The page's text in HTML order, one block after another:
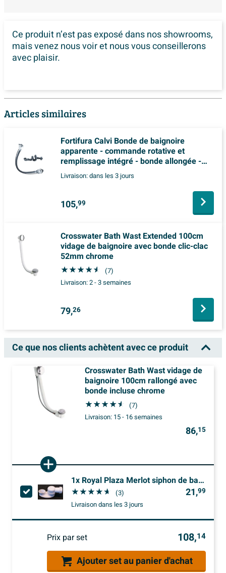
Ce produit n’est pas exposé dansnos showrooms,
mais venez nous voir et nous vous conseillerons
avec plaisir.
Articles similaires
Fortifura Calvi Bonde de baignoire
apparente - commande rotative et
remplissage intégré - bonde allongée -
finition chromée
Livraison:dans les 3 jours
105,99
Crosswater Bath Wast Extended 100cm
vidage de baignoire avec bonde clic-clac
52mm chrome
(7)
Livraison:2 - 3 semaines
79,26
Ce que nos clients achètent avec ce produit
Crosswater Bath Wast vidage de
baignoire 100cm rallongé avec
bonde incluse chrome
(7)
Livraison: 15 - 16 semaines
86,15
1x Royal Plaza Merlot siphon de baignoire peu profond 20x20 blanc
(3)
Livraisondans les 3 jours
21,99
Prix par set 108,14
Ajouter set au panier d'achat